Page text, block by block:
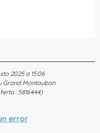
2025 a 15:06
Grand Montauban
:5816444)
error